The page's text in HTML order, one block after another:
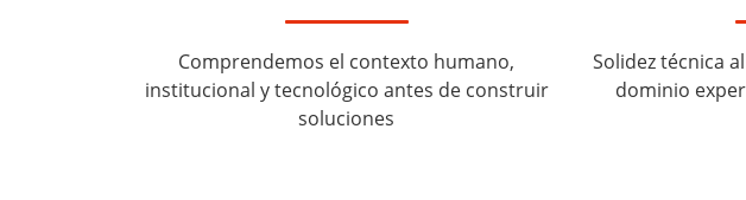
Comprendemos el contexto humano,
institucional y tecnológico antes de construir
soluciones
Solidez técnica
dominio